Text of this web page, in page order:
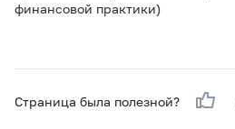
финансовой практики)
Страница была полезной?